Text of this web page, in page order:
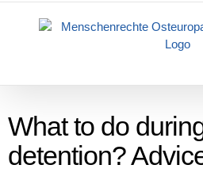
What to do
detention?